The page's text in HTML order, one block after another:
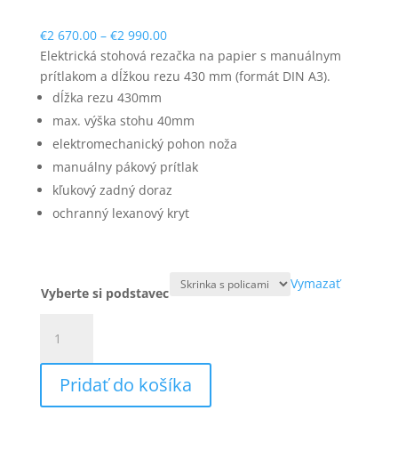
€2 670.00 – €2 990.00Price
range:
€2
through
Elektrická stohová rezačka na papier s manuálnym
prítlakom a dĺžkou rezu 430 mm (formát DIN A3).
dĺžka rezu 430mm
max. výška stohu 40mm
elektromechanický pohon noža
manuálny pákový prítlak
kľukový zadný doraz
ochranný lexanový kryt
Vyberte si podstavec
Vymazať
IDEAL
4315
rezačka
papiera
Pridať do košíka